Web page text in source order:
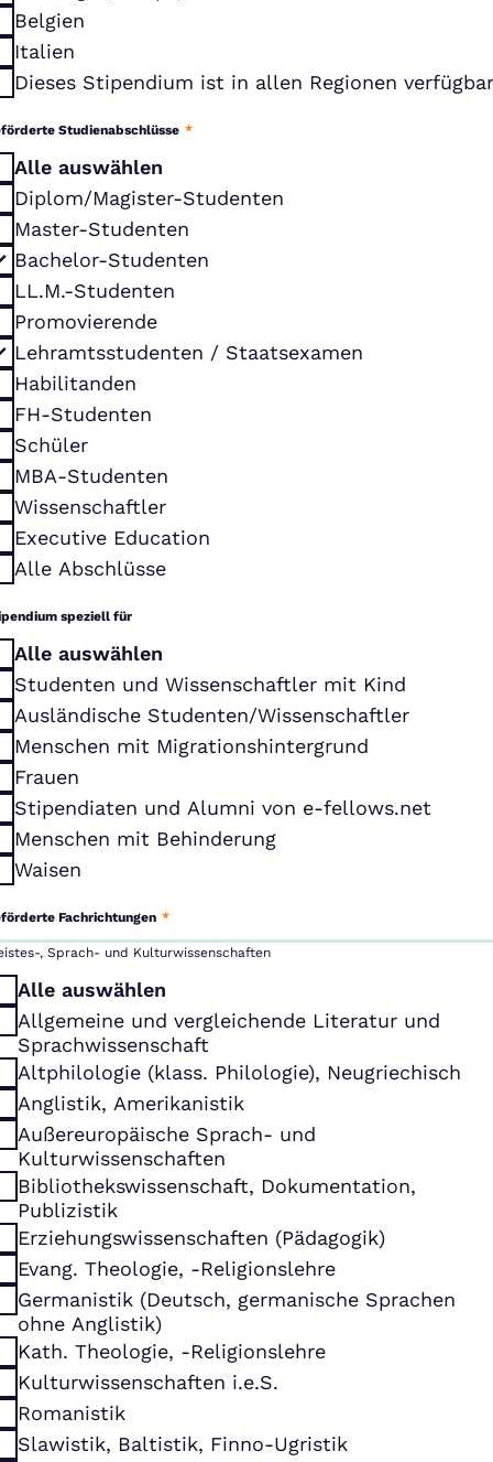
Belgien
Italien
Dieses Stipendium ist in allen Regionen
Studienabschlüsse *
Alle auswählen
Diplom/Magister-Studenten
Master-Studenten
Bachelor-Studenten
LL.M.-Studenten
Promovierende
Lehramtsstudenten / Staatsexamen
Habilitanden
FH-Studenten
Schüler
MBA-Studenten
Wissenschaftler
Executive Education
Alle Abschlüsse
speziell für
Alle auswählen
Studenten und Wissenschaftler mit Kind
Ausländische Studenten/Wissenschaftler
Menschen mit Migrationshintergrund
Frauen
Stipendiaten und Alumni von e-fellows.net
Menschen mit Behinderung
Waisen
Fachrichtungen *
, Sprach- und Kulturwissenschaften
Alle auswählen
Allgemeine und vergleichende Literatur und
Sprachwissenschaft
Altphilologie (klass. Philologie), Neugriechisch
Anglistik, Amerikanistik
Außereuropäische Sprach- und
Kulturwissenschaften
Bibliothekswissenschaft, Dokumentation,
Publizistik
Erziehungswissenschaften (Pädagogik)
Evang. Theologie, -Religionslehre
Germanistik (Deutsch, germanische Sprachen
ohne Anglistik)
Kath. Theologie, -Religionslehre
Kulturwissenschaften i.e.S.
Romanistik
Slawistik, Baltistik, Finno-Ugristik